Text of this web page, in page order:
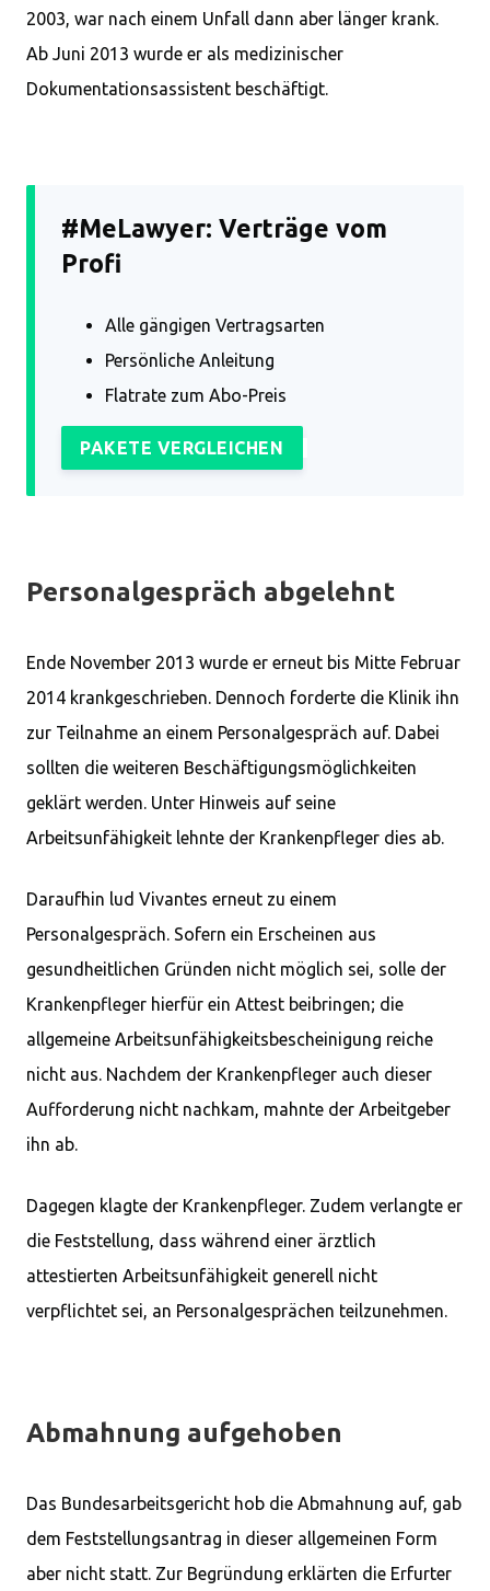
2003, war nach einem Unfall dann aber länger krank.
Ab Juni 2013 wurde er als medizinischer
Dokumentationsassistent beschäftigt.
#MeLawyer: Verträge vom
Profi
Alle gängigen Vertragsarten
Persönliche Anleitung
Flatrate zum Abo-Preis
PAKETE VERGLEICHEN
Personalgespräch abgelehnt
Ende November 2013 wurde er erneut bis Mitte Februar
2014 krankgeschrieben. Dennoch forderte die Klinik ihn
zur Teilnahme an einem Personalgespräch auf. Dabei
sollten die weiteren Beschäftigungsmöglichkeiten
geklärt werden. Unter Hinweis auf seine
Arbeitsunfähigkeit lehnte der Krankenpfleger dies ab.
Daraufhin lud Vivantes erneut zu einem
Personalgespräch. Sofern ein Erscheinen aus
gesundheitlichen Gründen nicht möglich sei, solle der
Krankenpfleger hierfür ein Attest beibringen; die
allgemeine Arbeitsunfähigkeitsbescheinigung reiche
nicht aus. Nachdem der Krankenpfleger auch dieser
Aufforderung nicht nachkam, mahnte der Arbeitgeber
ihn ab.
Dagegen klagte der Krankenpfleger. Zudem verlangte er
die Feststellung, dass während einer ärztlich
attestierten Arbeitsunfähigkeit generell nicht
verpflichtet sei, an Personalgesprächen teilzunehmen.
Abmahnung aufgehoben
Das Bundesarbeitsgericht hob die Abmahnung auf, gab
dem Feststellungsantrag in dieser allgemeinen Form
aber nicht statt. Zur Begründung erklärten die Erfurter